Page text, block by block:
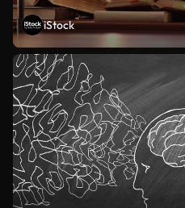
iStock